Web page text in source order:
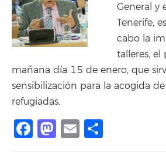
General y
Tenerife,
cabo la
talleres, el
mañana día 15 de enero, que
sensibilización para la acogida
refugiadas.
Facebook
Mastodon
Email